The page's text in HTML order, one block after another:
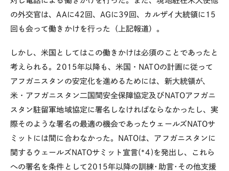
の外交官は、AAに42回、AGに39回、カルザイ大統領に15
回も会って働きかけを行った（上記報道）。
しかし、米国としてはこの働きかけは必須のことであったと
考えられる。2015年以降も、米国・NATOの計画に従って
アフガニスタンの安定化を進めるためには、新大統領が、
米・アフガニスタン二国間安全保障協定及びNATOアフガニ
スタン駐留軍地域協定に署名しなければならなかったし、実
際そのような署名の最適の機会であったウェールズNATOサ
ミットには間に合わなかった。NATOは、アフガニスタンに
関するウェールズNATOサミット宣言(*4)を発出し、これら
への署名を条件として2015年以降の訓練･助言･その他支援